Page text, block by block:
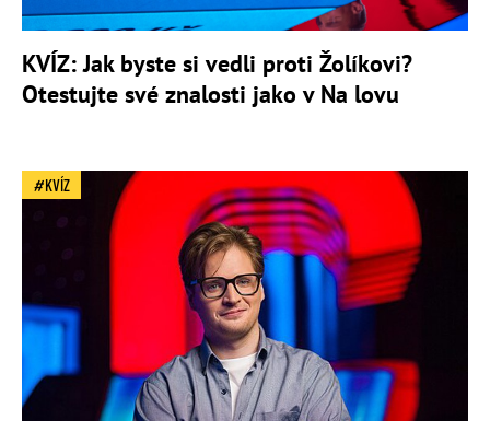
KVÍZ: Jak byste si vedli proti Žolíkovi?
Otestujte své znalosti jako v Na lovu
KVÍZ